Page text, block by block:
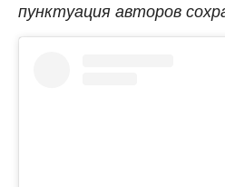
пунктуация авторов